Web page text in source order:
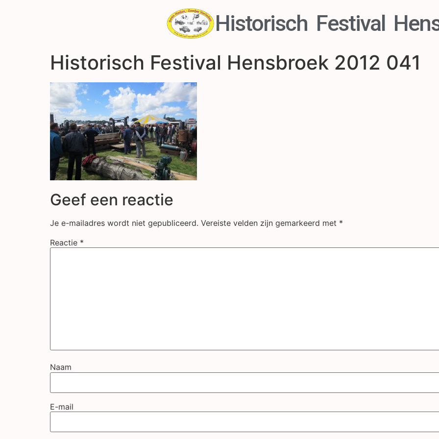
Historisch Festival
Historisch Festival Hensbroek 2012 041
Geef een reactie
Je e-mailadres wordt niet gepubliceerd. Vereiste velden zijn gemarkeerd met *
Reactie *
Naam
E-mail